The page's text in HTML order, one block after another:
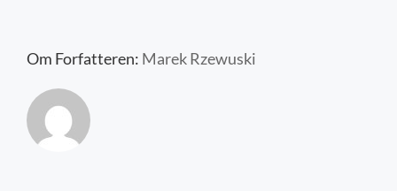
Om Forfatteren: Marek Rzewuski